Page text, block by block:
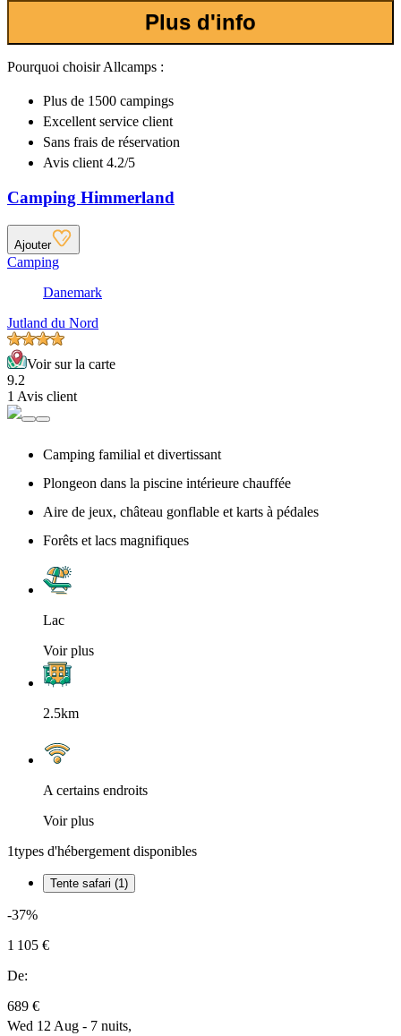
Plus d'info
Pourquoi choisir Allcamps :
Plus de 1500 campings
Excellent service client
Sans frais de réservation
Avis client 4.2/5
Camping Himmerland
Ajouter
Camping
Danemark
Jutland du Nord
Voir sur la carte
9.2
1 Avis client
Camping familial et divertissant
Plongeon dans la piscine intérieure chauffée
Aire de jeux, château gonflable et karts à pédales
Forêts et lacs magnifiques
Lac
Voir plus
2.5km
A certains endroits
Voir plus
1types d'hébergement disponibles
Tente safari (1)
-37%
1 105 €
De:
689 €
Wed 12 Aug - 7 nuits,